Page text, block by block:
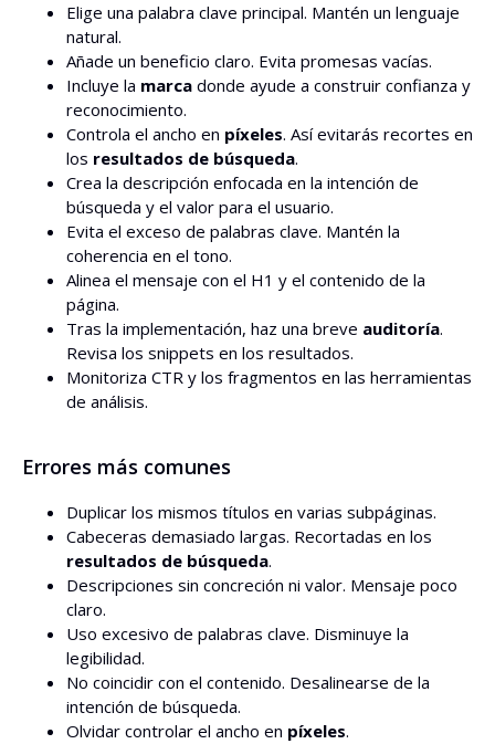
Elige una palabra clave principal. Mantén un lenguaje
natural.
Añade un beneficio claro. Evita promesas vacías.
Incluye la marca donde ayude a construir confianza y
reconocimiento.
Controla el ancho en píxeles. Así evitarás recortes en
los resultados de búsqueda.
Crea la descripción enfocada en la intención de
búsqueda y el valor para el usuario.
Evita el exceso de palabras clave. Mantén la
coherencia en el tono.
Alinea el mensaje con el H1 y el contenido de la
página.
Tras la implementación, haz una breve auditoría.
Revisa los snippets en los resultados.
Monitoriza CTR y los fragmentos en las herramientas
de análisis.
Errores más comunes
Duplicar los mismos títulos en varias subpáginas.
Cabeceras demasiado largas. Recortadas en los
resultados de búsqueda.
Descripciones sin concreción ni valor. Mensaje poco
claro.
Uso excesivo de palabras clave. Disminuye la
legibilidad.
No coincidir con el contenido. Desalinearse de la
intención de búsqueda.
Olvidar controlar el ancho en píxeles.